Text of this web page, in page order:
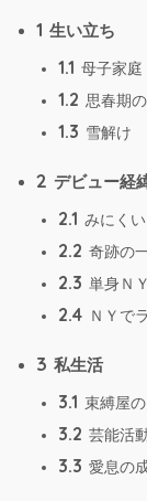
1 生い立ち
1.1 母子家庭
1.2 思春期
1.3 雪解け
2 デビュー経
2.1 みにく
2.2 奇跡の
2.3 単身Ｎ
2.4 ＮＹで
3 私生活
3.1 束縛屋
3.2 芸能活
3.3 愛息の